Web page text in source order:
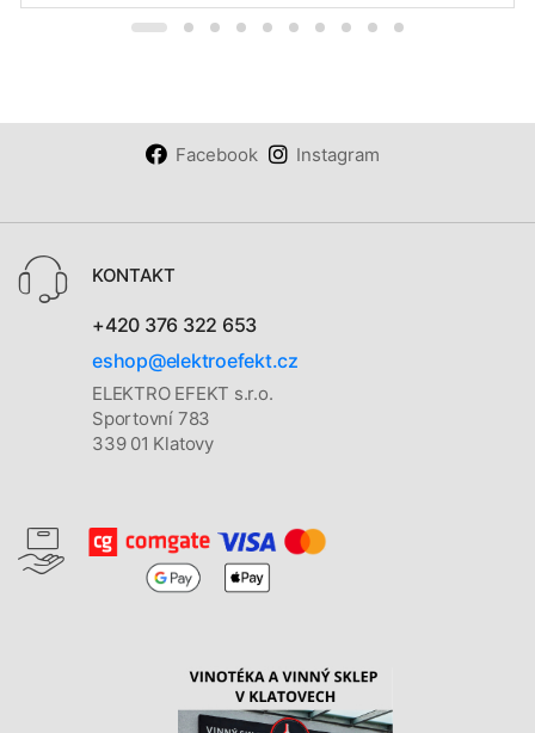
Facebook Instagram
KONTAKT
+420 376 322 653
eshop@elektroefekt.cz
ELEKTRO EFEKT s.r.o.
Sportovní 783
339 01 Klatovy